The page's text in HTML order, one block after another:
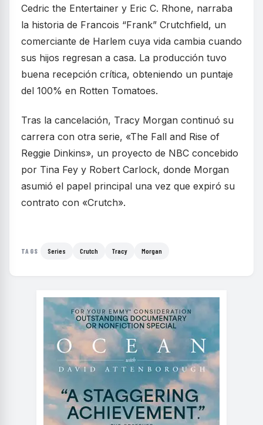
Cedric the Entertainer y Eric C. Rhone, narraba
la historia de Francois “Frank” Crutchfield, un
comerciante de Harlem cuya vida cambia cuando
sus hijos regresan a casa. La producción tuvo
buena recepción crítica, obteniendo un puntaje
del 100% en Rotten Tomatoes.
Tras la cancelación, Tracy Morgan continuó su
carrera con otra serie, «The Fall and Rise of
Reggie Dinkins», un proyecto de NBC concebido
por Tina Fey y Robert Carlock, donde Morgan
asumió el papel principal una vez que expiró su
contrato con «Crutch».
TAGS Series Crutch Tracy Morgan